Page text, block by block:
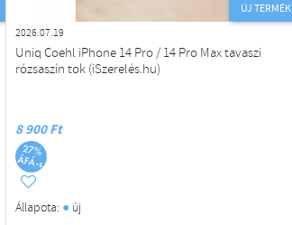
ÚJ TERMÉK
2026.07.19
Uniq Coehl iPhone 14 Pro / 14 Pro Max tavaszi
rózsaszín tok (iSzerelés.hu)
8 900 Ft
Állapota: ●új